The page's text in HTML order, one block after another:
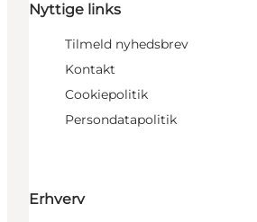
Nyttige links
Tilmeld nyhedsbrev
Kontakt
Cookiepolitik
Persondatapolitik
Erhverv